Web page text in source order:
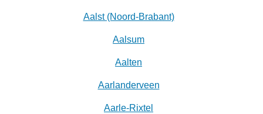
Aalst (Noord-Brabant)
Aalsum
Aalten
Aarlanderveen
Aarle-Rixtel